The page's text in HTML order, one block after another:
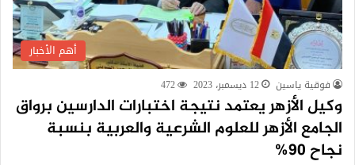
أهم الأخبار
فوقية ياسين 12 ديسمبر، 2023 472
وكيل الأزهر يعتمد نتيجة اختبارات الدارسين برواق
الجامع الأزهر للعلوم الشرعية والعربية بنسبة
نجاح 90%